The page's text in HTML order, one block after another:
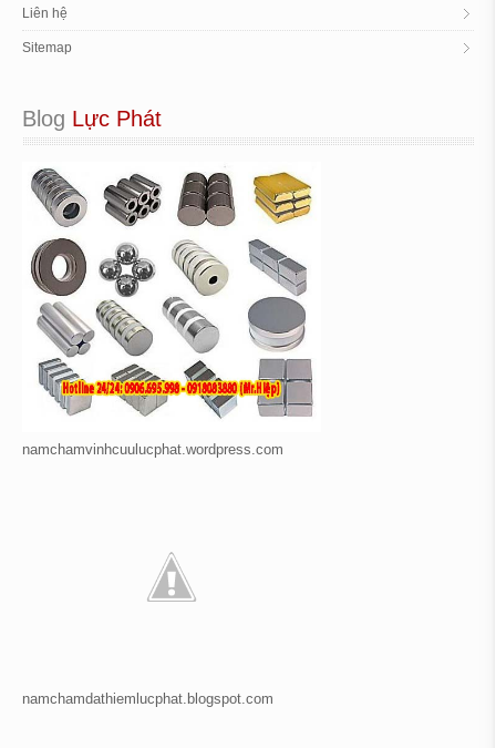
Liên hệ
Sitemap
Blog Lực Phát
namchamvinhcuulucphat.wordpress.com
namchamdathiemlucphat.blogspot.com